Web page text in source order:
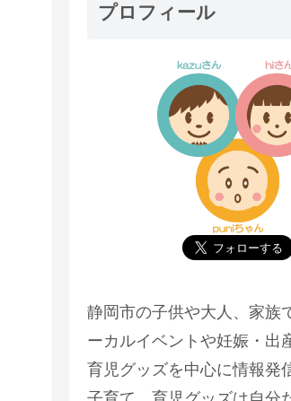
プロフィール
静岡市の子供や大人、家族
ーカルイベントや妊娠・出
育児グッズを中心に情報発